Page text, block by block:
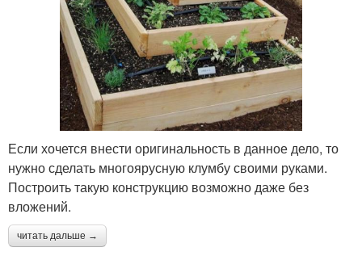
Если хочется внести оригинальность в данное дело, то
нужно сделать многоярусную клумбу своими руками.
Построить такую конструкцию возможно даже без
вложений.
читать дальше →